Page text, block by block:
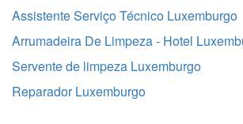
Assistente Serviço Técnico Luxemburgo
Arrumadeira De Limpeza - Hotel
Servente de limpeza Luxemburgo
Reparador Luxemburgo